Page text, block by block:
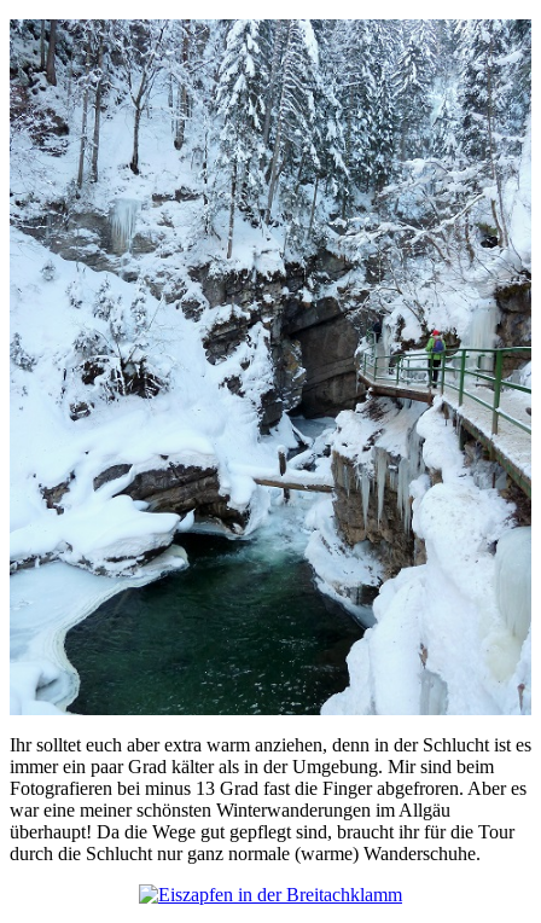
Ihr solltet euch aber extra warm anziehen, denn in der Schlucht ist es
immer ein paar Grad kälter als in der Umgebung. Mir sind beim
Fotografieren bei minus 13 Grad fast die Finger abgefroren. Aber es
war eine meiner schönsten Winterwanderungen im Allgäu
überhaupt! Da die Wege gut gepflegt sind, braucht ihr für die Tour
durch die Schlucht nur ganz normale (warme) Wanderschuhe.